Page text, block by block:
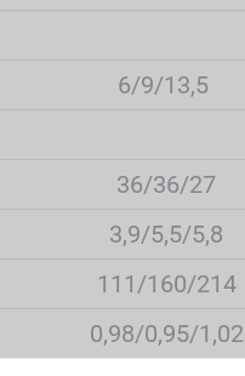
6/9/13,5
36/36/27
3,9/5,5/5,8
111/160/214
0,98/0,95/1,02